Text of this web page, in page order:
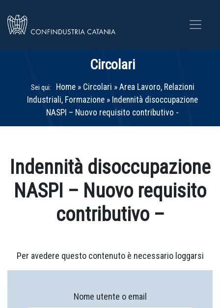
Circolari
Sei qui: Home» Circolari » Area Lavoro, Relazioni
Industriali, Formazione » Indennità disoccupazione
NASPI – Nuovo requisito contributivo -
Indennità disoccupazione
NASPI – Nuovo requisito
contributivo –
Per avedere questo contenuto è necessario loggarsi
Nome utente o email